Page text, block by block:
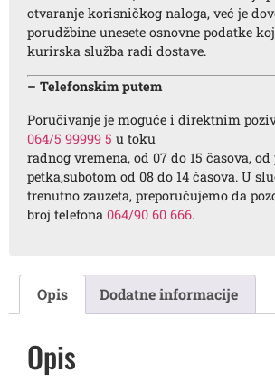
otvaranje korisničkog naloga, već je
porudžbine unesete osnovne podatke
kurirska služba radi dostave.
– Telefonskim putem
Poručivanje je moguće i direktnim
064/5 99999 5 u toku
radnog vremena, od 07 do 15 časova,
petka,subotom od 08 do 14 časova. U
trenutno zauzeta, preporučujemo da
broj telefona 064/90 60 666.
Opis Dodatne informacije
Opis